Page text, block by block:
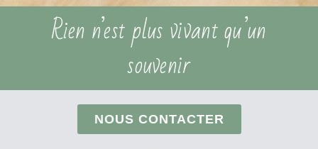
Rien n’est plus vivant qu’un
souvenir
NOUS CONTACTER